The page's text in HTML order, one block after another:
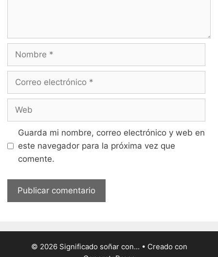
Nombre
Correo
Web
Guarda mi nombre, correo electrónico y web en
este navegador para la próxima vez que
comente.
© 2026 Significado soñar con... • Creado con